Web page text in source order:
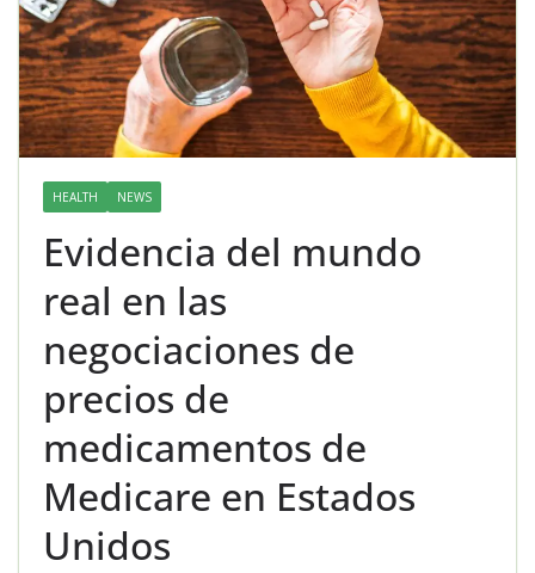
HEALTH NEWS
Evidencia del mundo
real en las
negociaciones de
precios de
medicamentos de
Medicare en Estados
Unidos